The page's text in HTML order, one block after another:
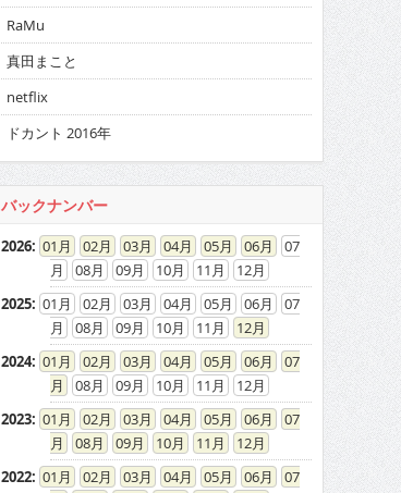
RaMu
真田まこと
netflix
ドカント 2016年
バックナンバー
2026: 01 02 03 04 05 06
07
08
09 10 11
12
2025: 01 02 03 04 05 06
07
08
09 10 11
12
2024: 01 02 03 04 05 06
07
08
09 10 11
12
2023: 01 02 03 04 05 06
07
08
09 10 11
12
2022: 01 02 03 04 05 06
07